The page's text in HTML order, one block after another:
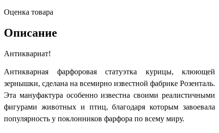
Оценка товара
Описание
Антиквариат!
Антикварная фарфоровая статуэтка курицы, клюющей
зернышки, сделана на всемирно известной фабрике Розенталь.
Эта мануфактура особенно известна своими реалистичными
фигурами животных и птиц, благодаря которым завоевала
популярность у поклонников фарфора по всему миру.